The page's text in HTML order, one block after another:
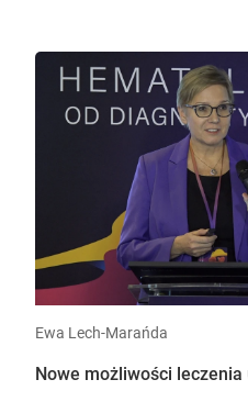
Ewa Lech-Marańda
Nowe możliwości